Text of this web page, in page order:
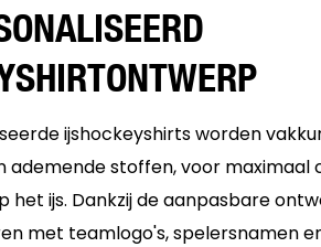
ijshockeyshirts worden
ademende stoffen, voor
het ijs. Dankzij de aanpasbare
met teamlogo's, spelersnamen